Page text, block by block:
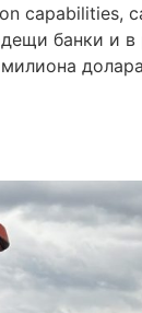
capabilities,
банки и